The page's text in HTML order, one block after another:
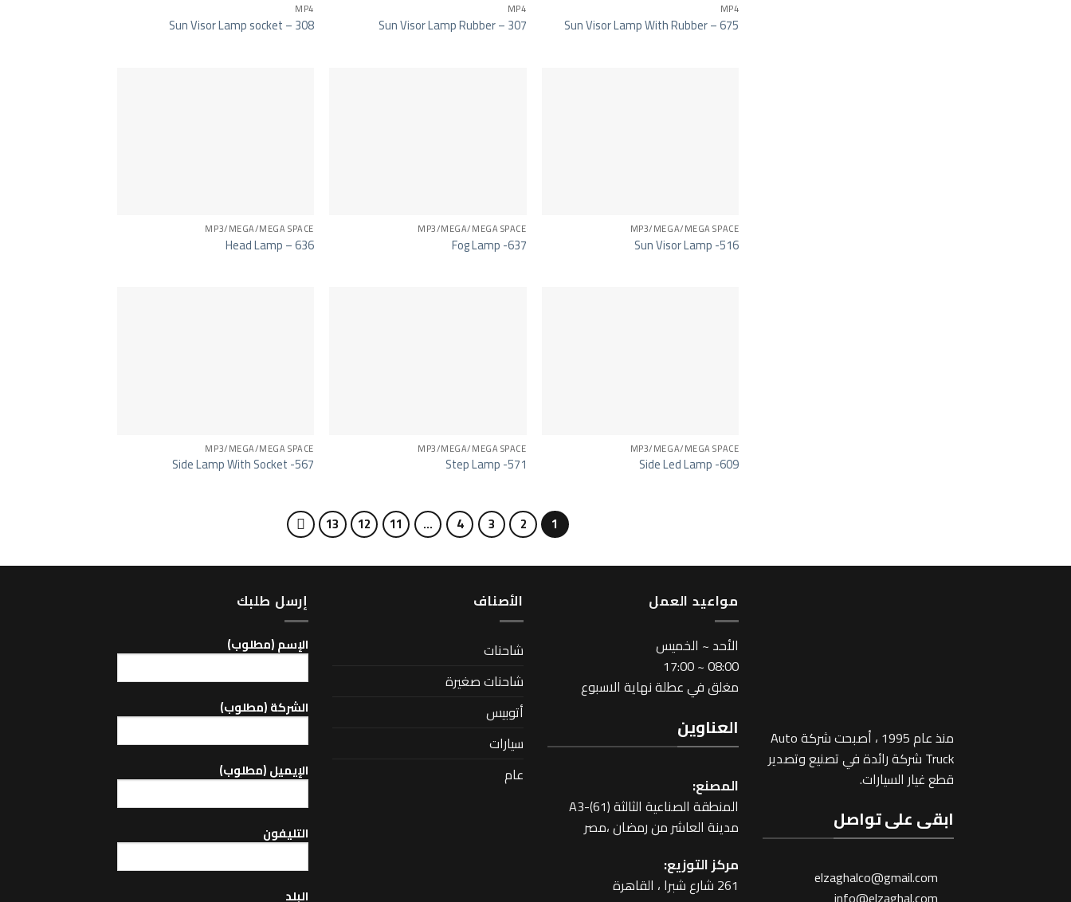
MP4
Sun Visor Lamp With Rubber – 675
MP4
Sun Visor Lamp Rubber – 307
MP4
Sun Visor Lamp socket – 308
MP3/MEGA/MEGA SPACE
Sun Visor Lamp -516
MP3/MEGA/MEGA SPACE
Fog Lamp -637
MP3/MEGA/MEGA SPACE
Head Lamp – 636
MP3/MEGA/MEGA SPACE
Side Led Lamp -609
MP3/MEGA/MEGA SPACE
Step Lamp -571
MP3/MEGA/MEGA SPACE
Side Lamp With Socket -567
1
2
3
4
…
11
12
13
منذ عام 1995 ، أصبحت شركة Auto
Truck شركة رائدة في تصنيع وتصدير
قطع غيار السيارات.
ابقى على تواصل
elzaghalco@gmail.com
مواعيد العمل
اﻷحد ~ الخميس
08:00 ~ 17:00
مغلق في عطلة نهاية الاسبوع
العناوين
المصنع:
المنطقة الصناعية الثالثة A3-(61)
مدينة العاشر من رمضان ،مصر
مركز التوزيع:
261 شارع شبرا ، القاهرة
اﻷصناف
شاحنات
شاحنات صغيرة
أتوبيس
سيارات
عام
إرسل طلبك
اﻹسم (مطلوب)
الشركة (مطلوب)
اﻹيميل (مطلوب)
التليفون
البلد